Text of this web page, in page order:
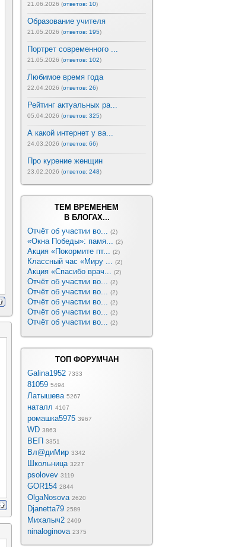
21.06.2026 (ответов: 10)
Образование учителя
21.05.2026 (ответов: 195)
Портрет современного ...
21.05.2026 (ответов: 102)
Любимое время года
22.04.2026 (ответов: 26)
Рейтинг актуальных ра...
05.04.2026 (ответов: 325)
А какой интернет у ва...
24.03.2026 (ответов: 66)
Про курение женщин
23.02.2026 (ответов: 248)
ТЕМ ВРЕМЕНЕМ
В БЛОГАХ...
Отчёт об участии во... (2)
«Окна Победы»: памя... (2)
Акция «Покормите пт... (2)
Классный час «Миру ... (2)
Акция «Спасибо врач... (2)
Отчёт об участии во... (2)
Отчёт об участии во... (2)
Отчёт об участии во... (2)
Отчёт об участии во... (2)
Отчёт об участии во... (2)
ТОП ФОРУМЧАН
Galina1952 7333
81059 5494
Латышева 5267
наталл 4107
ромашка5975 3967
WD 3863
ВЕП 3351
Вл@диМир 3342
Школьница 3227
psolovev 3119
GOR154 2844
OlgaNosova 2620
Djanetta79 2589
Михалыч2 2409
ninaloginova 2375